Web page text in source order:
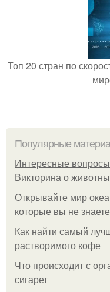
Топ 20 стран по
Популярные
Интересные
Викторина о
Открывайте мир
которые вы не знаете
Как найти самый
растворимого кофе
Что происходит с
сигарет